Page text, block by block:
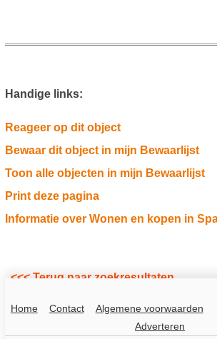
Handige links:
Reageer op dit object
Bewaar dit object in mijn Bewaarlijst
Toon alle objecten in mijn Bewaarlijst
Print deze pagina
Informatie over Wonen en kopen in
<<< Terug naar zoekresultaten
Home Contact
Algemene voorwaarden
Adverteren